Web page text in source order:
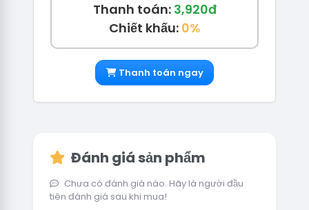
Thanh toán: 3,920đ
Chiết khấu: 0%
Thanh toán ngay
Đánh giá sản phẩm
Chưa có đánh giá nào. Hãy là người đầu
tiên đánh giá sau khi mua!